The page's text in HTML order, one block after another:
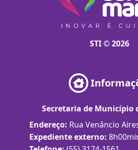
STI © 2026
Secretaria de Município
Endereço: Rua Venâncio
Expediente externo: